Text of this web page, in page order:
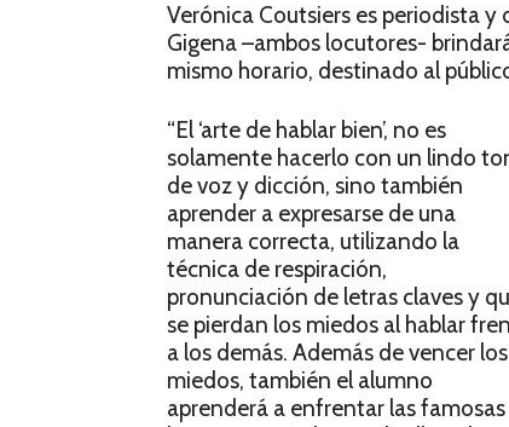
Verónica Coutsiers es periodista
Gigena –ambos locutores-
mismo horario, destinado al
“El ‘arte de hablar bien’, no es
solamente hacerlo con un lindo
de voz y dicción, sino también
aprender a expresarse de una
manera correcta, utilizando la
técnica de respiración,
pronunciación de letras claves y
se pierdan los miedos al hablar
a los demás. Además de vencer los
miedos, también el alumno
aprenderá a enfrentar las famosas